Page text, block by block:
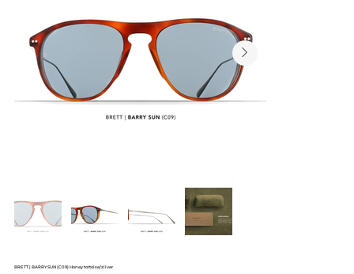
BRETT | BARRY SUN (C09) Honey tortoise/zilver